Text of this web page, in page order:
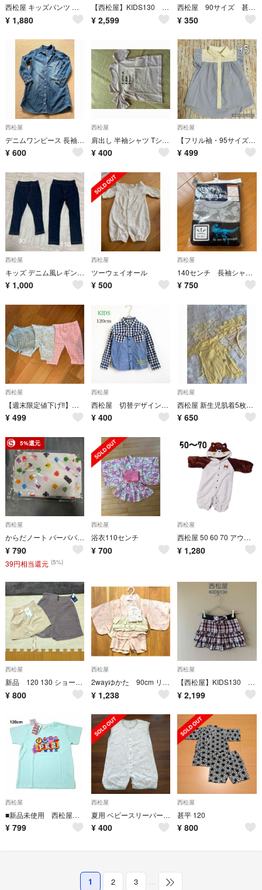
西松屋 キッズパンツ ブラウン 150cm イージーパンツ 裏起毛 1989
¥ 1,880
【西松屋】KIDS130 カーキ スウェットカーゴパンツ カジュアル長ズボン
¥ 2,599
西松屋 90サイズ 甚平 タンクトップ
¥ 350
西松屋
デニムワンピース 長袖シャツ 130 薄手 西松屋
¥ 600
西松屋
肩出し 半袖シャツ Tシャツ 120 ラベンダー
¥ 400
西松屋
【フリル袖・95サイズ】ストライプ シャツワンピース チュニック 三分丈
¥ 499
西松屋
キッズ デニム風レギンスパンツ 2本セット 長ズボン ネイビー90cm110cm
¥ 1,000
西松屋
ツーウェイオール
¥ 500
西松屋
140センチ 長袖シャツ 肌着
¥ 750
西松屋
【週末限定値下げ‼️】西松屋 レギンスセット 90サイズ
¥ 499
西松屋
西松屋 切替デザイン ギンガムチェック デニム風キッズ 長袖シャツ 120cm
¥ 400
西松屋
西松屋 新生児肌着5枚セット
¥ 650
5%還元
西松屋
からだノート バーバパパ おむつポーチ
¥ 790
39円相当還元 (5%)
西松屋
浴衣110センチ
¥ 700
西松屋
西松屋 50 60 70 アウター カバーオール 防寒 フリース 冬 旅行 犬
¥ 1,280
西松屋
新品 120 130 ショートパンツ ハーフパンツ 冬 2点セット
¥ 800
西松屋
2wayゆかた 90cm リボン 甚平 新品 西松屋 タグ付き
¥ 1,238
西松屋
【西松屋】KIDS130 黒系チェック 三段フリルキュロット 女の子学校スタイル
¥ 2,199
西松屋
■新品未使用 西松屋 PEZ キッズ Tシャツ 120cm ミントグリーン タグ
¥ 799
西松屋
夏用 ベビースリーパー 前面綿100% 背面メッシュ素材 ホワイト×ブルー
¥ 400
西松屋
甚平 120
¥ 800
1 2 3